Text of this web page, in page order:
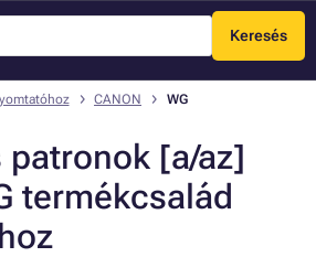
Keresés
Menü
CANON WG
patronok [a/az]
termékcsalád